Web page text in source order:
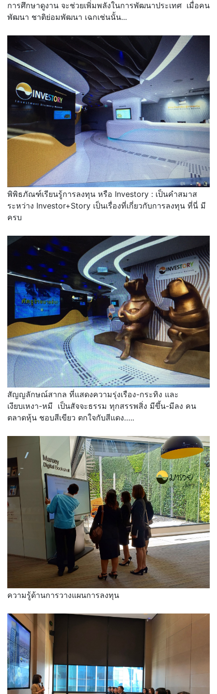
การศึกษาดูงาน จะช่วยเพิ่มพลังในการพัฒนาประเทศ เมื่อคน
พัฒนา ชาติย่อมพัฒนา เฉกเช่นนั้น...
พิพิธภัณฑ์เรียนรู้การลงทุน หรือ Investory : เป็นคำสมาส
ระหว่าง Investor+Story เป็นเรื่องที่เกี่ยวกับการลงทุน ที่นี่ มี
ครบ
สัญญลักษณ์สากล ที่แสดงความรุ่งเรือง-กระทิง และ
เงียบเหงา-หมี เป็นสัจจะธรรม ทุกสรรพสิ่ง มีขึ้น-มีลง คน
ตลาดหุ้น ชอบสีเขียว ตกใจกับสีแดง…..
ความรู้ด้านการวางแผนการลงทุน